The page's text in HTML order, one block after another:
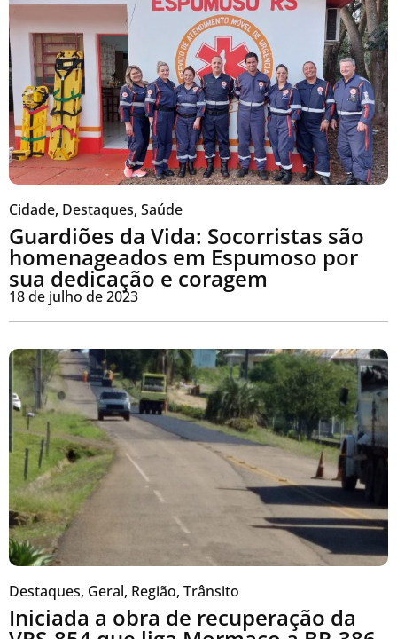
Cidade, Destaques, Saúde
Guardiões da Vida: Socorristas são
homenageados em Espumoso por
sua dedicação e coragem
18 de julho de 2023
Destaques, Geral, Região, Trânsito
Iniciada a obra de recuperação da